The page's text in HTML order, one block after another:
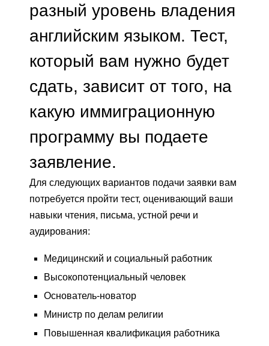
разный уровень владения
английским языком. Тест,
который вам нужно будет
сдать, зависит от того, на
какую иммиграционную
программу вы подаете
заявление.
Для следующих вариантов подачи заявки вам
потребуется пройти тест, оценивающий ваши
навыки чтения, письма, устной речи и
аудирования:
Медицинский и социальный работник
Высокопотенциальный человек
Основатель-новатор
Министр по делам религии
Повышенная квалификация работника